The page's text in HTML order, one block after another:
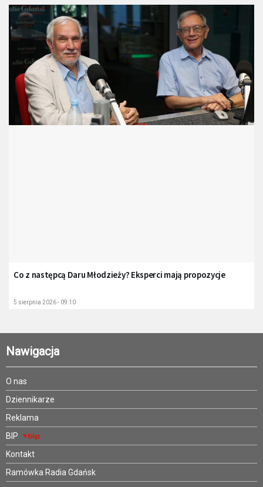
Co z następcą Daru Młodzieży? Eksperci mają propozycje
5 sierpnia 2026 - 09:10
Nawigacja
O nas
Dziennikarze
Reklama
BIP
Kontakt
Ramówka Radia Gdańsk